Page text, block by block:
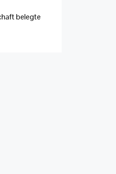
belegte